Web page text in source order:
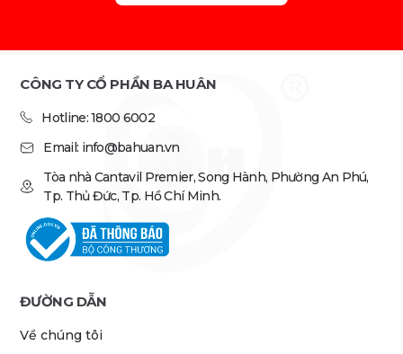
CÔNG TY CỔ PHẦN BA HUÂN
Hotline: 1800 6002
Email: info@bahuan.vn
Tòa nhà Cantavil Premier, Song Hành, Phường An Phú,
Tp. Thủ Đức, Tp. Hồ Chí Minh.
ĐƯỜNG DẪN
Về chúng tôi